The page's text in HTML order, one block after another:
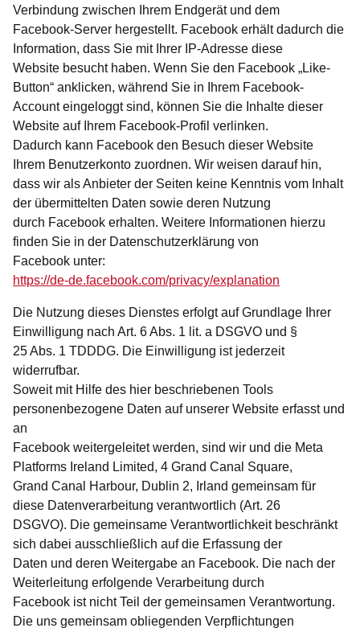
Verbindung zwischen Ihrem Endgerät und dem
Facebook-Server hergestellt. Facebook erhält dadurch die
Information, dass Sie mit Ihrer IP-Adresse diese
Website besucht haben. Wenn Sie den Facebook „Like-
Button“ anklicken, während Sie in Ihrem Facebook-
Account eingeloggt sind, können Sie die Inhalte dieser
Website auf Ihrem Facebook-Profil verlinken.
Dadurch kann Facebook den Besuch dieser Website
Ihrem Benutzerkonto zuordnen. Wir weisen darauf hin,
dass wir als Anbieter der Seiten keine Kenntnis vom Inhalt
der übermittelten Daten sowie deren Nutzung
durch Facebook erhalten. Weitere Informationen hierzu
finden Sie in der Datenschutzerklärung von
Facebook unter:
https://de-de.facebook.com/privacy/explanation
Die Nutzung dieses Dienstes erfolgt auf Grundlage Ihrer
Einwilligung nach Art. 6 Abs. 1 lit. a DSGVO und §
25 Abs. 1 TDDDG. Die Einwilligung ist jederzeit
widerrufbar.
Soweit mit Hilfe des hier beschriebenen Tools
personenbezogene Daten auf unserer Website erfasst und
an
Facebook weitergeleitet werden, sind wir und die Meta
Platforms Ireland Limited, 4 Grand Canal Square,
Grand Canal Harbour, Dublin 2, Irland gemeinsam für
diese Datenverarbeitung verantwortlich (Art. 26
DSGVO). Die gemeinsame Verantwortlichkeit beschränkt
sich dabei ausschließlich auf die Erfassung der
Daten und deren Weitergabe an Facebook. Die nach der
Weiterleitung erfolgende Verarbeitung durch
Facebook ist nicht Teil der gemeinsamen Verantwortung.
Die uns gemeinsam obliegenden Verpflichtungen